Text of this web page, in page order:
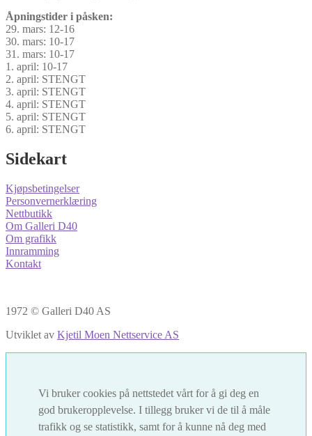
Åpningstider i påsken:
29. mars: 12-16
30. mars: 10-17
31. mars: 10-17
1. april: 10-17
2. april: STENGT
3. april: STENGT
4. april: STENGT
5. april: STENGT
6. april: STENGT
Sidekart
Kjøpsbetingelser
Personvernerklæring
Nettbutikk
Om Galleri D40
Om grafikk
Innramming
Kontakt
1972 © Galleri D40 AS
Utviklet av Kjetil Moen Nettservice AS
Vi bruker cookies på nettstedet vårt for å gi deg en
god brukeropplevelse. I tillegg bruker vi de til å måle
trafikk og se statistikk, samt for å kunne nå deg med